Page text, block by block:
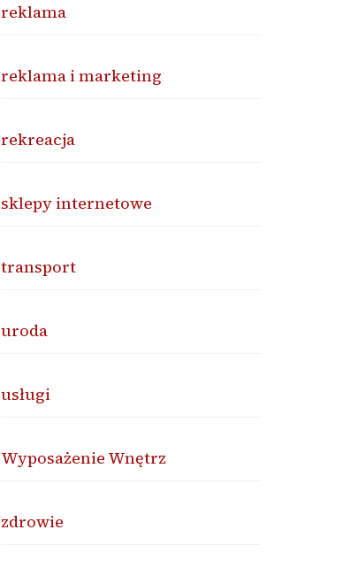
reklama
reklama i marketing
rekreacja
sklepy internetowe
transport
uroda
usługi
Wyposażenie Wnętrz
zdrowie